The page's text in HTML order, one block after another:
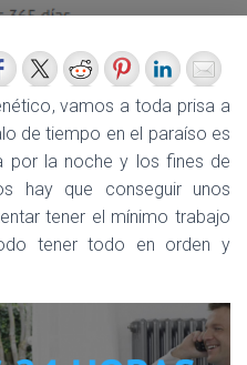
G
A
C
Ó
N
vamos a toda prisa a
de tiempo en el paraíso es
por la noche y los fines de
hay que conseguir unos
tener el mínimo trabajo
tener todo en orden y